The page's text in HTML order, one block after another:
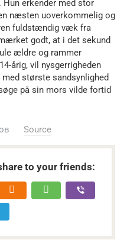
erkender med stor
næsten uoverkommelig og
fuldstændig væk fra
godt, at i det sekund
ældre og rammer
årig, vil nysgerrigheden
største sandsynlighed
på sin mors vilde fortid
Source
to your friends: